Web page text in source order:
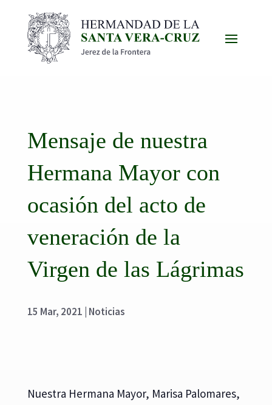
Mensaje de nuestra
Hermana Mayor con
ocasión del acto de
veneración de la
Virgen de las Lágrimas
15 Mar, 2021 Noticias
Nuestra Hermana Mayor, Marisa Palomares,